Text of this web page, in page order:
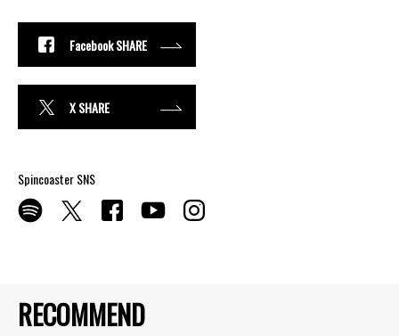
RECOMMEND
Facebook SHARE
X SHARE
Spincoaster SNS